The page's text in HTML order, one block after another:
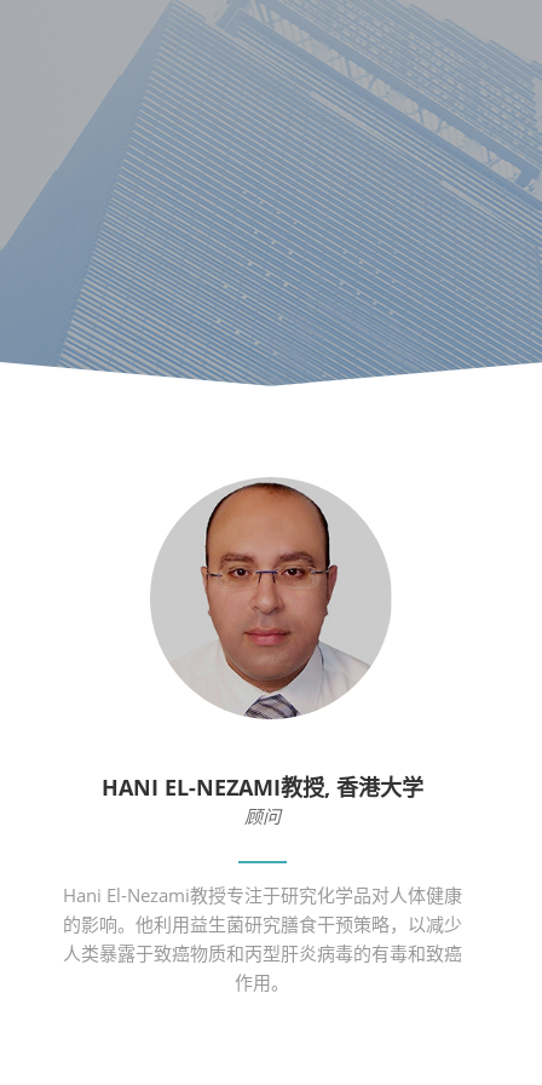
HANI EL-NEZAMI教授, 香港大学
顾问
Hani El-Nezami教授专注于研究化学品对人体健康
的影响。他利用益生菌研究膳食干预策略，以减少
人类暴露于致癌物质和丙型肝炎病毒的有毒和致癌
作用。